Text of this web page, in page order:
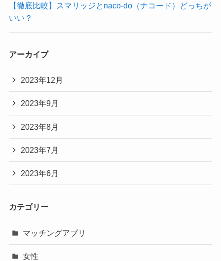
【徹底比較】スマリッジとnaco-do（ナコード）どっちが
いい？
アーカイブ
2023年12月
2023年9月
2023年8月
2023年7月
2023年6月
カテゴリー
マッチングアプリ
女性